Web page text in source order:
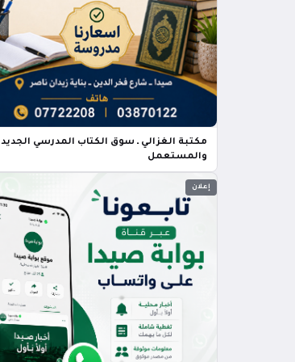
مكتبة الغزالي ـ سوق الكتاب المدرسي الجديد
والمستعمل
إعلان